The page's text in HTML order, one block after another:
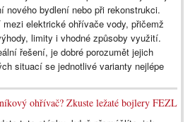
nového bydlení nebo při rekonstrukci.
elektrické ohřívače vody, přičemž
limity i vhodné způsoby využití.
řešení, je dobré porozumět jejich
situací se jednotlivé varianty nejlépe
ohřívač? Zkuste ležaté bojlery FEZL